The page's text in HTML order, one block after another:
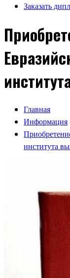
Заказать
Главная
Информация
института